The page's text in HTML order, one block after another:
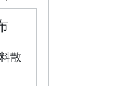
て
的
散